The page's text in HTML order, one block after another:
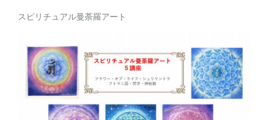
スピリチュアル曼荼羅アート